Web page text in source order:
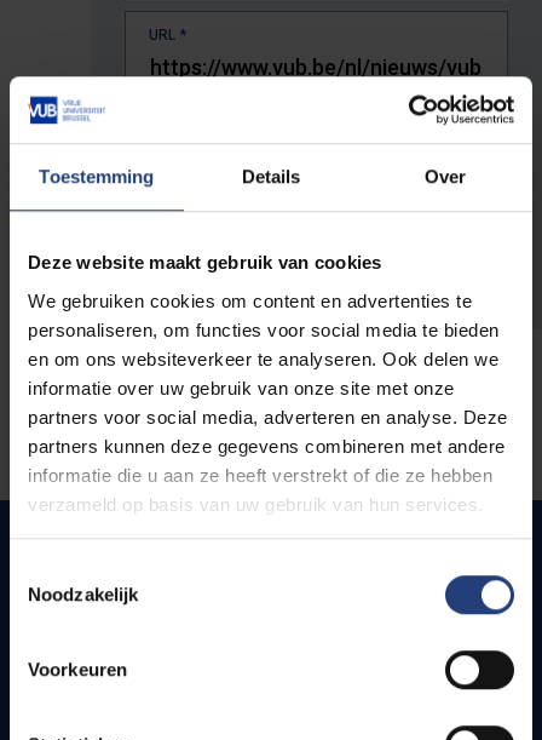
Toestemming Details Over
Deze website maakt gebruik van cookies
We gebruiken cookies om content en advertenties te
personaliseren, om functies voor social media te bieden
en om ons websiteverkeer te analyseren. Ook delen we
informatie over uw gebruik van onze site met onze
partners voor social media, adverteren en analyse. Deze
partners kunnen deze gegevens combineren met andere
informatie die u aan ze heeft verstrekt of die ze hebben
verzameld op basis van uw gebruik van hun services.
Noodzakelijk
Voorkeuren
URL *
De volledige URL van de pagina waar je de fout zag.
Snel naar